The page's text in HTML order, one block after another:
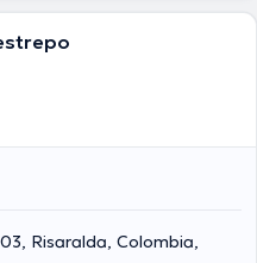
Risaralda, Colombia,